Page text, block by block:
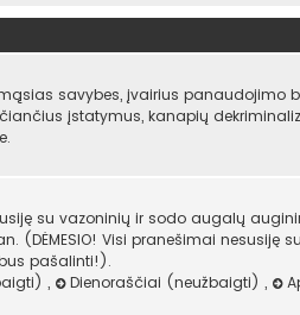
savybes, įvairius panaudojimo
įstatymus, kanapių
su vazoninių ir sodo augalų
(DĖMESIO! Visi pranešimai nesusiję
pašalinti!).
, Dienoraščiai (neužbaigti) ,